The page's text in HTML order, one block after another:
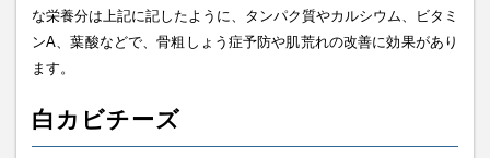
な栄養分は上記に記したように、タンパク質やカルシウム、ビタミ
ンA、葉酸などで、骨粗しょう症予防や肌荒れの改善に効果があり
ます。
白カビチーズ